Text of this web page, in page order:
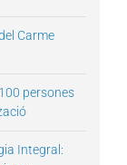
Carme
persones
Integral: